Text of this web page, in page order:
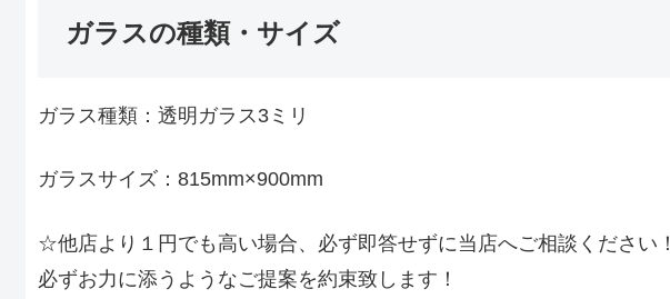
ガラスの種類・サイズ
ガラス種類：透明ガラス3ミリ
ガラスサイズ：815mm×900mm
☆他店より１円でも高い場合、必ず即答せずに当店へご相談ください！
必ずお力に添うようなご提案を約束致します！